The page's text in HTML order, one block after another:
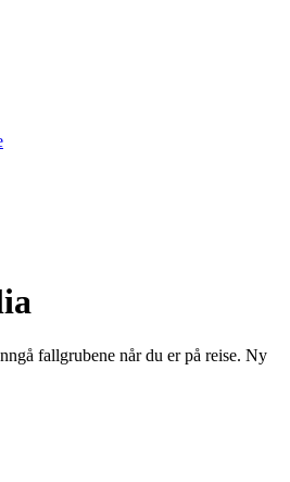
fallgrubene når du er på reise. Ny